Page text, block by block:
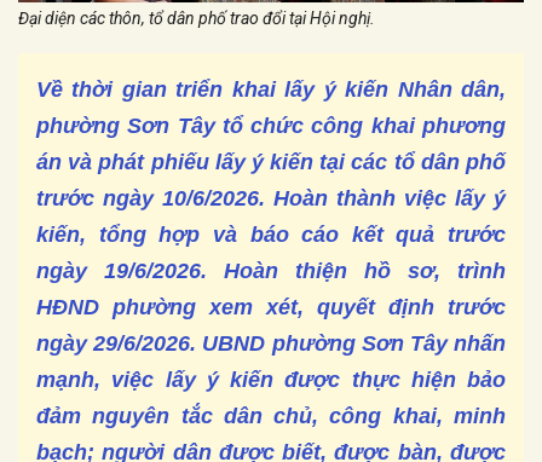
Đại diện các thôn, tổ dân phố trao đổi tại Hội nghị.
Về thời gian triển khai lấy ý kiến Nhân dân,
phường Sơn Tây tổ chức công khai phương
án và phát phiếu lấy ý kiến tại các tổ dân phố
trước ngày 10/6/2026. Hoàn thành việc lấy ý
kiến, tổng hợp và báo cáo kết quả trước
ngày 19/6/2026. Hoàn thiện hồ sơ, trình
HĐND phường xem xét, quyết định trước
ngày 29/6/2026. UBND phường Sơn Tây nhấn
mạnh, việc lấy ý kiến được thực hiện bảo
đảm nguyên tắc dân chủ, công khai, minh
bạch; người dân được biết, được bàn, được